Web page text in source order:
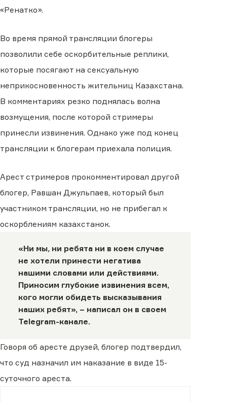
«Ренатко».
Во время прямой трансляции блогеры
позволили себе оскорбительные реплики,
которые посягают на сексуальную
неприкосновенность жительниц Казахстана.
В комментариях резко поднялась волна
возмущения, после которой стримеры
принесли извинения. Однако уже под конец
трансляции к блогерам приехала полиция.
Арест стримеров прокомментировал другой
блогер, Равшан Джульпаев, который был
участником трансляции, но не прибегал к
оскорблениям казахстанок.
«Ни мы, ни ребята ни в коем случае
не хотели принести негатива
нашими словами или действиями.
Приносим глубокие извинения всем,
кого могли обидеть высказывания
наших ребят», − написал он в своем
Telegram-канале.
Говоря об аресте друзей, блогер подтвердил,
что суд назначил им наказание в виде 15-
суточного ареста.